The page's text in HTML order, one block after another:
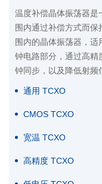
温度补偿晶体振荡器是
围内通过补偿方式而
围内的晶体振荡器，
钟电路部分，通过高精
钟同步，以及降低射频
通用 TCXO
CMOS TCXO
宽温 TCXO
高精度 TCXO